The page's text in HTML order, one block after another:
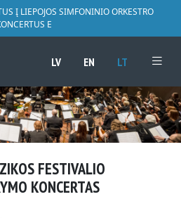
Į LIEPOJOS SIMFONINIO ORKESTRO
E
LV EN LT
FESTIVALIO
KONCERTAS